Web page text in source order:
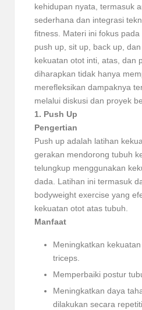
kehidupan nyata, termasuk
sederhana dan integrasi
fitness. Materi ini fokus
push up, sit up, back up,
kekuatan otot inti, atas, dan
diharapkan tidak hanya
merefleksikan dampaknya
melalui diskusi dan proyek
1. Push Up
Pengertian
Push up adalah latihan
gerakan mendorong tubuh
telungkup menggunakan
dada. Latihan ini termasuk
bodyweight exercise yang
kekuatan otot atas tubuh.
Manfaat
Meningkatkan
triceps.
Memperbaiki postur
Meningkatkan daya
dilakukan secara